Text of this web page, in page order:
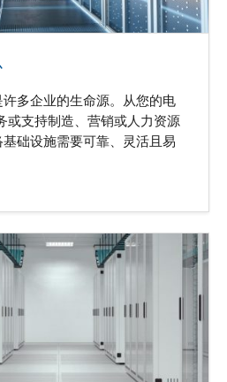
多企业的生命源。从您的电
或支持制造、营销或人力资源
础设施需要可靠、灵活且易